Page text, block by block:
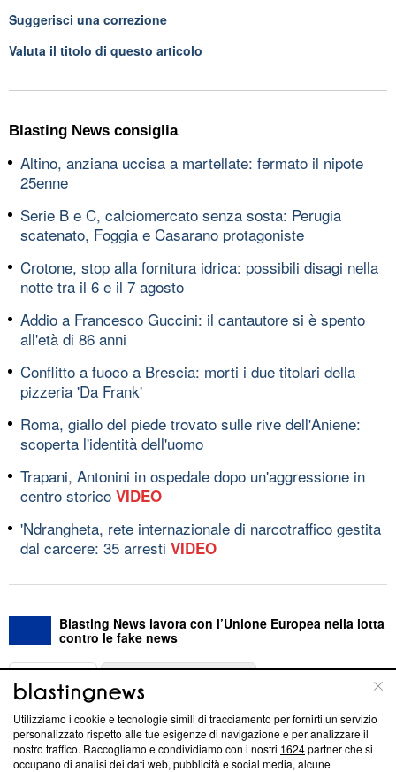
Suggerisci una correzione
Valuta il titolo di questo articolo
Blasting News consiglia
Altino, anziana uccisa a martellate: fermato il nipote
25enne
Serie B e C, calciomercato senza sosta: Perugia
scatenato, Foggia e Casarano protagoniste
Crotone, stop alla fornitura idrica: possibili disagi nella
notte tra il 6 e il 7 agosto
Addio a Francesco Guccini: il cantautore si è spento
all'età di 86 anni
Conflitto a fuoco a Brescia: morti i due titolari della
pizzeria 'Da Frank'
Roma, giallo del piede trovato sulle rive dell'Aniene:
scoperta l'identità dell'uomo
Trapani, Antonini in ospedale dopo un'aggressione in
centro storico VIDEO
'Ndrangheta, rete internazionale di narcotraffico gestita
dal carcere: 35 arresti VIDEO
Blasting News lavora con l’Unione Europea nella lotta
contro le fake news
ABOUT
Questa sezione offre informazioni trasparenti su Blasting
News, sui nostri processi editoriali e su come ci impegniamo a
Utilizziamo i cookie e tecnologie simili di tracciamento per fornirti un servizio
personalizzato rispetto alle tue esigenze di navigazione e per analizzare il
nostro traffico. Raccogliamo e condividiamo con i nostri 1624partner che si
occupano di analisi dei dati web, pubblicità e social media, alcune